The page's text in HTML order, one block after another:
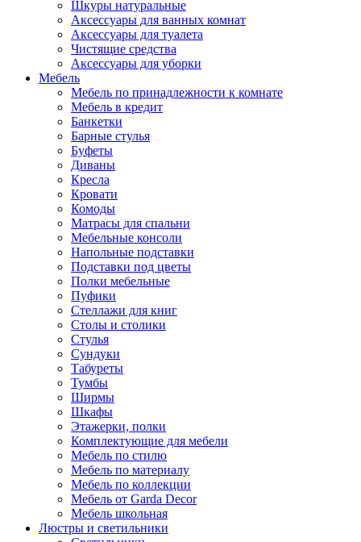
Шкуры натуральные
Аксессуары для ванных комнат
Аксессуары для туалета
Чистящие средства
Аксессуары для уборки
Мебель
Мебель по принадлежности к комнате
Мебель в кредит
Банкетки
Барные стулья
Буфеты
Диваны
Кресла
Кровати
Комоды
Матрасы для спальни
Мебельные консоли
Напольные подставки
Подставки под цветы
Полки мебельные
Пуфики
Стеллажи для книг
Столы и столики
Стулья
Сундуки
Табуреты
Тумбы
Ширмы
Шкафы
Этажерки, полки
Комплектующие для мебели
Мебель по стилю
Мебель по материалу
Мебель по коллекции
Мебель от Garda Decor
Мебель школьная
Люстры и светильники